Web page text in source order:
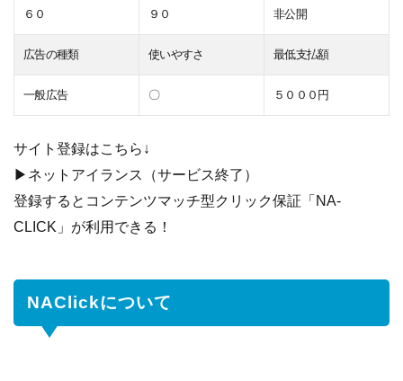
６０ ９０ 非公開
広告の種類 使いやすさ 最低支払額
一般広告 〇 ５０００円
サイト登録はこちら↓
▶ネットアイランス（サービス終了）
登録するとコンテンツマッチ型クリック保証「NA-
CLICK」が利用できる！
NAClickについて